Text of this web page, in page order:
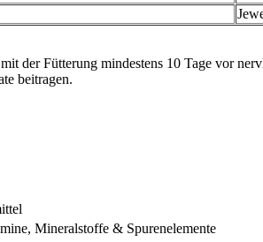
der Fütterung mindestens 10 Tage vor
beitragen.
Mineralstoffe & Spurenelemente